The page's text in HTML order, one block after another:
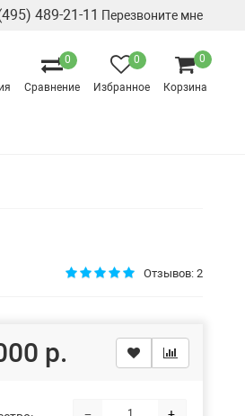
489-21-11 Перезвоните мне
0
Сравнение
0
Избранное
0
Корзина
Отзывов: 2
р.